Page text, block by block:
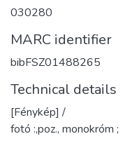
030280
MARC identifier
bibFSZ01488265
Technical details
[Fénykép] /
fotó :,poz., monokróm ;